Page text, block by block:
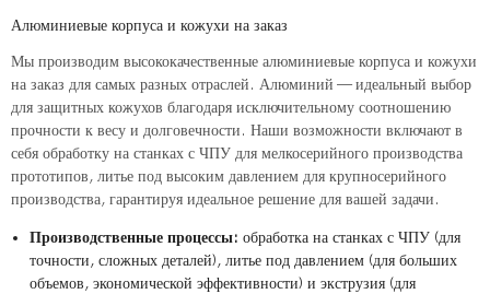
Алюминиевые корпуса и кожухи на заказ
Мы производим высококачественные алюминиевые корпуса и кожухи
на заказ для самых разных отраслей. Алюминий — идеальный выбор
для защитных кожухов благодаря исключительному соотношению
прочности к весу и долговечности. Наши возможности включают в
себя обработку на станках с ЧПУ для мелкосерийного производства
прототипов, литье под высоким давлением для крупносерийного
производства, гарантируя идеальное решение для вашей задачи.
Производственные процессы: обработка на станках с ЧПУ (для
точности, сложных деталей), литье под давлением (для больших
объемов, экономической эффективности) и экструзия (для